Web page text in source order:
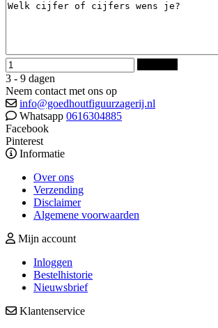
3 - 9 dagen
Neem contact met ons op
info@goedhoutfiguurzagerij.nl
Whatsapp 0616304885
Facebook
Pinterest
Informatie
Over ons
Verzending
Disclaimer
Algemene voorwaarden
Mijn account
Inloggen
Bestelhistorie
Nieuwsbrief
Klantenservice